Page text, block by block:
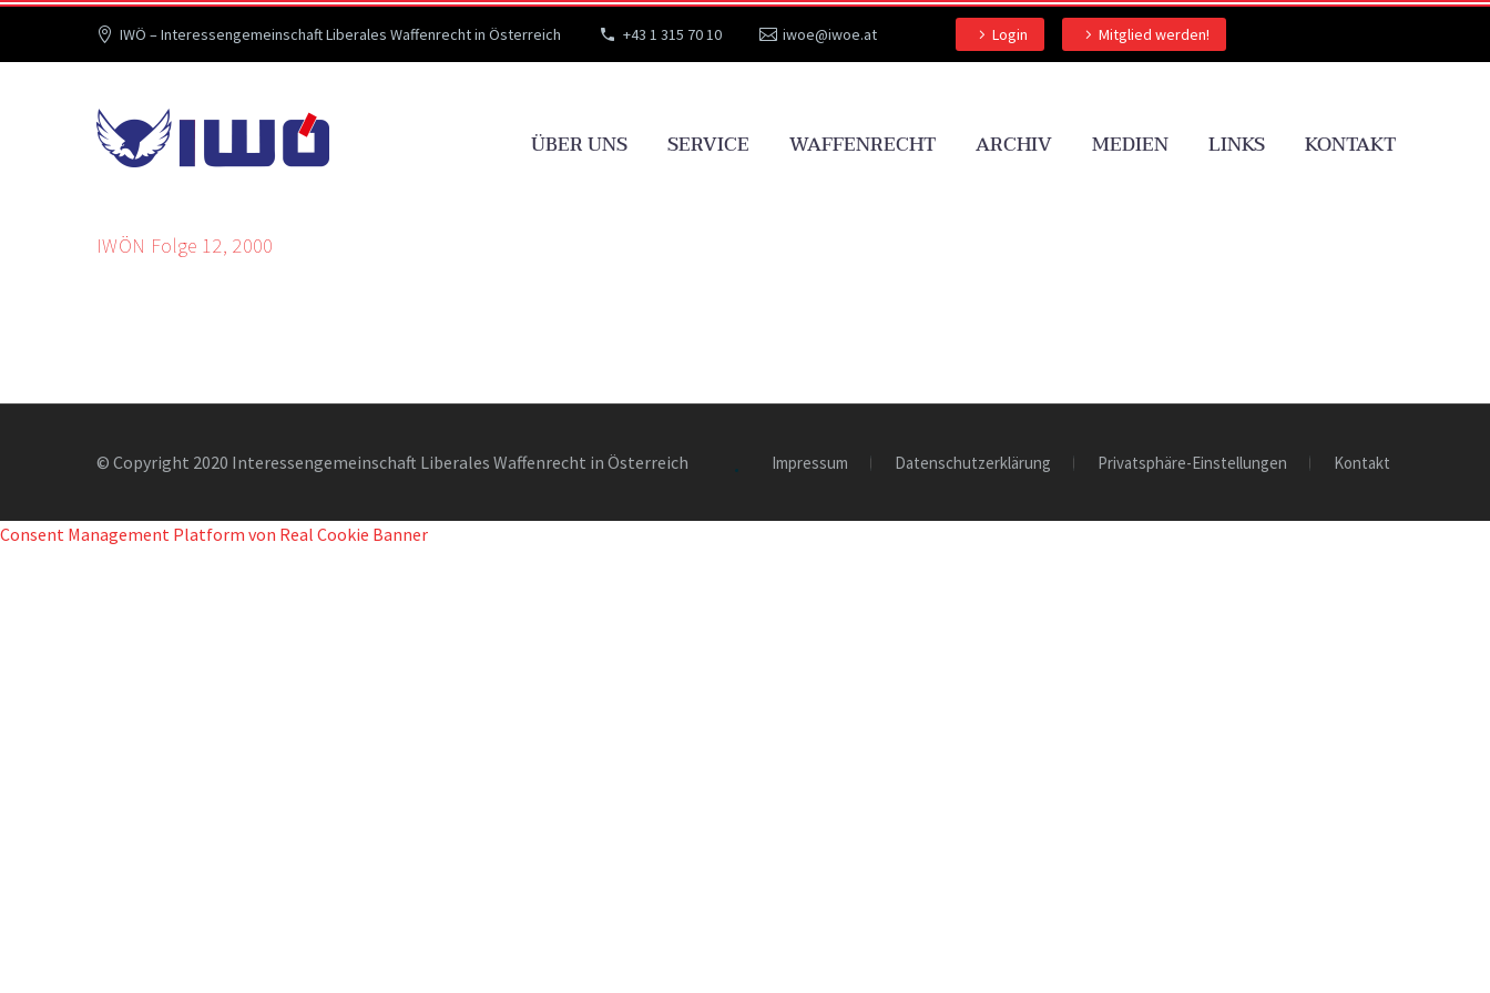
IWÖ – Interessengemeinschaft Liberales Waffenrecht in Österreich +43 1 315 70 10 iwoe@iwoe.at Login Mitglied werden!
ÜBER UNS SERVICE WAFFENRECHT ARCHIV MEDIEN LINKS KONTAKT
IWÖN Folge 12, 2000
© Copyright 2020 Interessengemeinschaft Liberales Waffenrecht in Österreich Impressum Datenschutzerklärung Privatsphäre-Einstellungen Kontakt
Consent Management Platform von Real Cookie Banner